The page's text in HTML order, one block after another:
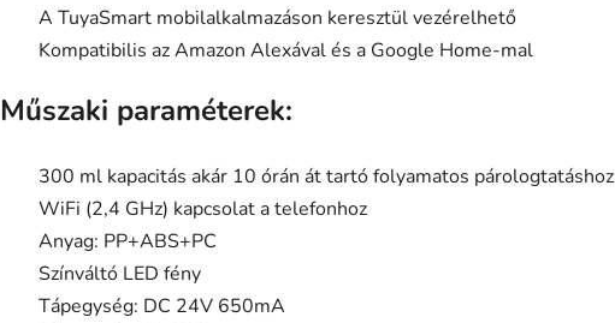
A TuyaSmart mobilalkalmazáson keresztül vezérelhető
Kompatibilis az Amazon Alexával és a Google Home-mal
Műszaki paraméterek:
300 ml kapacitás akár 10 órán át tartó folyamatos párologtatáshoz
WiFi (2,4 GHz) kapcsolat a telefonhoz
Anyag: PP+ABS+PC
Színváltó LED fény
Tápegység: DC 24V 650mA